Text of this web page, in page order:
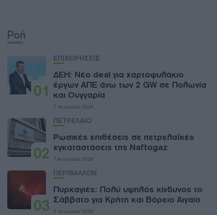
Ροή
01
ΕΠΙΧΕΙΡΗΣΕΙΣ
ΔΕΗ: Νέο deal για χαρτοφυλάκιο
έργων ΑΠΕ άνω των 2 GW σε Πολωνία
και Ουγγαρία
7 Αυγούστου 2026
02
ΠΕΤΡΕΛΑΙΟ
Ρωσικές επιθέσεις σε πετρελαϊκές
εγκαταστάσεις της Naftogaz
7 Αυγούστου 2026
03
ΠΕΡΙΒΑΛΛΟΝ
Πυρκαγιές: Πολύ υψηλός κίνδυνος το
Σάββατο για Κρήτη και Βόρειο Αιγαίο
7 Αυγούστου 2026